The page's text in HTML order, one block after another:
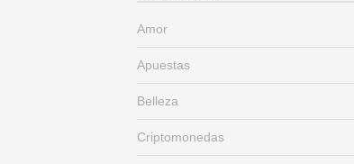
Amor
Apuestas
Belleza
Criptomonedas